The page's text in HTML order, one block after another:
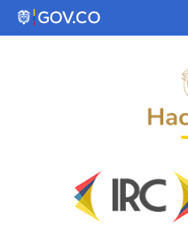
Saltar al contenido principal